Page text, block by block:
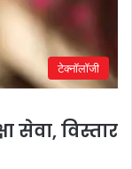
टेक्नॉलॉजी
सेवा, विस्तार